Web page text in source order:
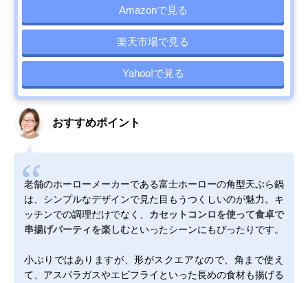
Amazonで見る
楽天市場で見る
Yahoo!で見る
おすすめポイント
老舗のホーローメーカーである富士ホーローの角型天ぷら鍋
は、シンプルなデザインで見た目もうつくしいのが魅力。キ
ッチンでの調理だけでなく、 カセットコンロを使って食卓で
串揚げパーティを楽しむといったシーンにもぴったりです。
小ぶりではありますが、形がスクエアなので、角まで使え
て、アスパラガスやエビフライといった長めの食材も揚げる